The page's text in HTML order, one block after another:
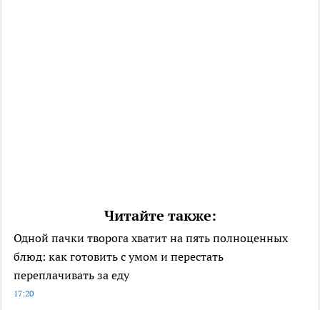
Читайте также:
Одной пачки творога хватит на пять полноценных
блюд: как готовить с умом и перестать
переплачивать за еду
17:20